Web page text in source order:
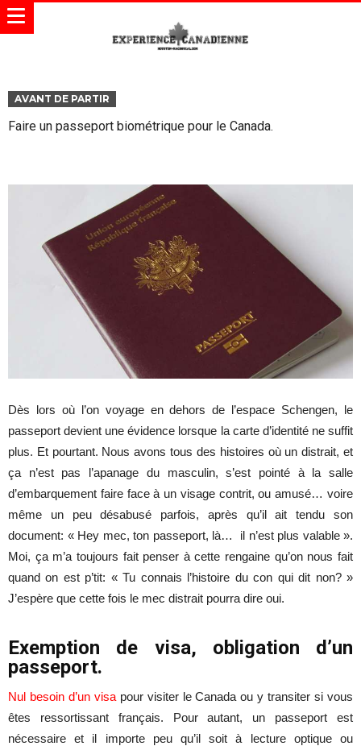
AVANT DE PARTIR
Faire un passeport biométrique pour le Canada.
Dès lors où l’on voyage en dehors de l’espace Schengen, le
passeport devient une évidence lorsque la carte d’identité ne suffit
plus. Et pourtant. Nous avons tous des histoires où un distrait, et
ça n’est pas l’apanage du masculin, s’est pointé à la salle
d’embarquement faire face à un visage contrit, ou amusé… voire
même un peu désabusé parfois, après qu’il ait tendu son
document: « Hey mec, ton passeport, là… il n’est plus valable ».
Moi, ça m’a toujours fait penser à cette rengaine qu’on nous fait
quand on est p’tit: « Tu connais l’histoire du con qui dit non? »
J’espère que cette fois le mec distrait pourra dire oui.
Exemption de visa, obligation d’un
passeport.
Nul besoin d’un visapour visiter le Canada ou y transiter si vous
êtes ressortissant français. Pour autant, un passeport est
nécessaire et il importe peu qu’il soit à lecture optique ou